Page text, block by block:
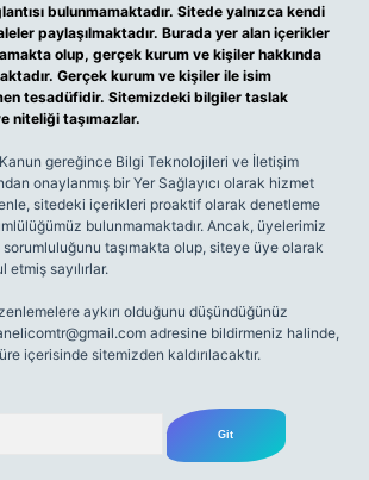
bulunmamaktadır. Sitede yalnızca kendi
paylaşılmaktadır. Burada yer alan içerikler
olup, gerçek kurum ve kişiler hakkında
Gerçek kurum ve kişiler ile isim
tesadüfidir. Sitemizdeki bilgiler taslak
niteliği taşımazlar.
Kanun gereğince Bilgi Teknolojileri ve İletişim
onaylanmış bir Yer Sağlayıcı olarak hizmet
sitedeki içerikleri proaktif olarak denetleme
bulunmamaktadır. Ancak, üyelerimiz
sorumluluğunu taşımakta olup, siteye üye olarak
etmiş sayılırlar.
aykırı olduğunu düşündüğünüz
adresine bildirmeniz halinde,
içerisinde sitemizden kaldırılacaktır.